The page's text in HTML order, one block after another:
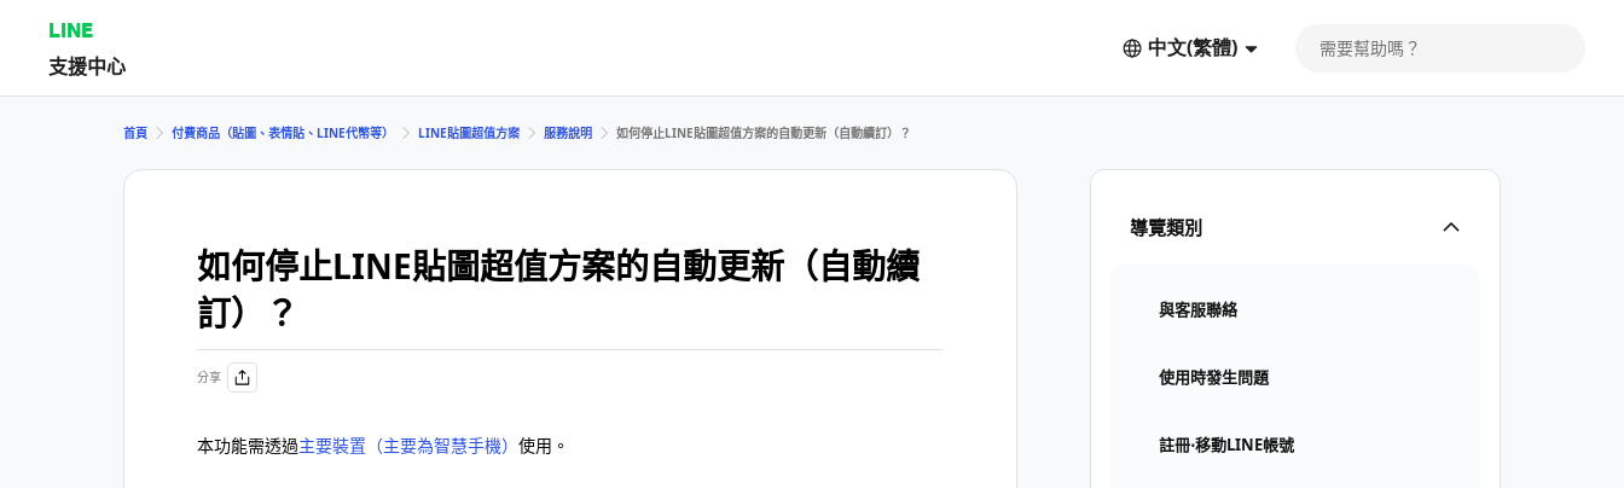
LINE
支援中心
中文(繁體)
導覽類別
與客服聯絡
使用時發生問題
註冊⋅移動LINE帳號
首頁 付費商品（貼圖、表情貼、LINE代幣等） LINE貼圖超值方案 服務說明 如何停止LINE貼圖超值方案的自動更新（自動續訂）？
如何停止LINE貼圖超值方案的自動更新（自動續
訂）？
分享
本功能需透過主要裝置（主要為智慧手機） 使用。